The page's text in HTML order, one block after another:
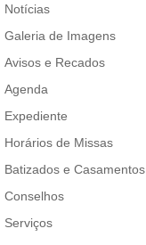
Notícias
Galeria de Imagens
Avisos e Recados
Agenda
Expediente
Horários de Missas
Batizados e Casamentos
Conselhos
Serviços